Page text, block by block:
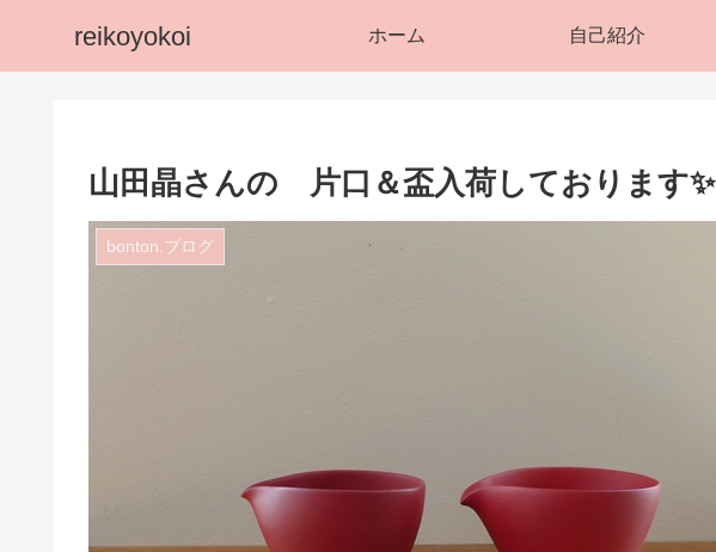
reikoyokoi ホーム 自己紹介
山田晶さんの 片口＆盃入荷しております✨
bonton.ブログ